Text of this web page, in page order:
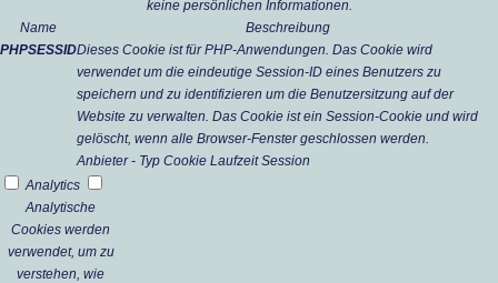
keine persönlichen Informationen.
Name
Beschreibung
PHPSESSIDDieses Cookie ist für PHP-Anwendungen. Das Cookie wird
verwendet um die eindeutige Session-ID eines Benutzers zu
speichern und zu identifizieren um die Benutzersitzung auf der
Website zu verwalten. Das Cookie ist ein Session-Cookie und wird
gelöscht, wenn alle Browser-Fenster geschlossen werden.
Anbieter - Typ Cookie Laufzeit Session
Analytics
Analytische
Cookies werden
verwendet, um zu
verstehen, wie